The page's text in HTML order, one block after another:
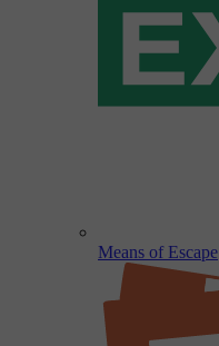
Means of Escape